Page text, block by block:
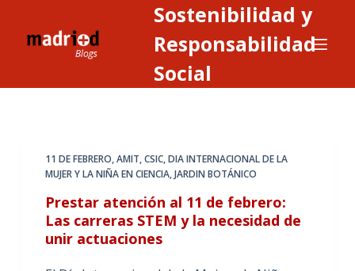
Sostenibilidad y
Responsabilidad
Social
11 DE FEBRERO,AMIT,CSIC,DIA INTERNACIONAL DE LA
MUJER Y LA NIÑA EN CIENCIA,JARDIN BOTÁNICO
Prestar atención al 11 de febrero:
Las carreras STEM y la necesidad de
unir actuaciones